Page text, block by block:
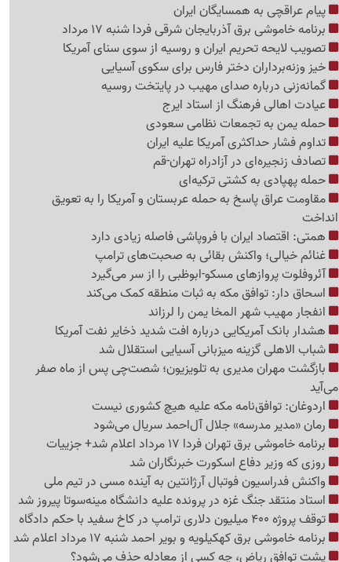
پیام عراقچی به همسایگان ایران
برنامه خاموشی برق آذربایجان شرقی فردا شنبه 17 مرداد
تصویب لایحه تحریم ایران و روسیه از سوی سنای آمریکا
خیز وزنه‌برداران دختر فارس برای سکوی آسیایی
گمانه‌زنی درباره صدای مهیب در پایتخت روسیه
عیادت اهالی فرهنگ از استاد ایرج
حمله یمن به تجمعات نظامی سعودی
تداوم فشار حداکثری آمریکا علیه ایران
تصادف زنجیره‌ای در آزادراه تهران-قم
حمله پهپادی به کشتی ترکیه‌ای
مقاومت عراق پاسخ به حمله عربستان و آمریکا را به تعویق
انداخت
همتی: اقتصاد ایران با فروپاشی فاصله زیادی دارد
غنائم خیالی؛ واکنش بقائی به صحبت‌های ترامپ
آئروفلوت پروازهای مسکو-ابوظبی را از سر می‌گیرد
اسحاق دار: توافق مکه به ثبات منطقه کمک می‌کند
انفجار مهیب شهر المخا یمن را لرزاند
هشدار بانک آمریکایی درباره افت شدید ذخایر نفت آمریکا
شباب الاهلی گزینه میزبانی آسیایی استقلال شد
بازگشت مهران مدیری به تلویزیون؛ شصت‌چی پس از ماه صفر
می‌آید
اردوغان: توافق‌نامه مکه علیه هیچ کشوری نیست
رمان «مدیر مدرسه» جلال آل‌احمد سریال می‌شود
برنامه خاموشی برق تهران فردا 17 مرداد اعلام شد+ جزییات
روزی که وزیر دفاع اسکورت خبرنگاران شد
واکنش فدراسیون فوتبال آرژانتین به آینده مسی در تیم ملی
استاد منتقد جنگ غزه در پرونده علیه دانشگاه مینه‌سوتا پیروز شد
توقف پروژه 400 میلیون دلاری ترامپ در کاخ سفید با حکم دادگاه
برنامه خاموشی برق کهکیلویه و بویر احمد شنبه 17 مرداد اعلام شد
پشت توافق ریاض، چه کسی از معادله حذف می‌شود؟